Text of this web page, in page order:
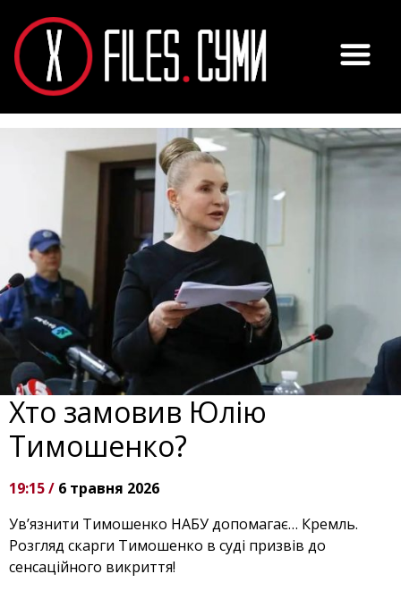
Хто замовив Юлію
Тимошенко?
19:15 / 6 травня 2026
Ув’язнити Тимошенко НАБУ допомагає… Кремль.
Розгляд скарги Тимошенко в суді призвів до
сенсаційного викриття!